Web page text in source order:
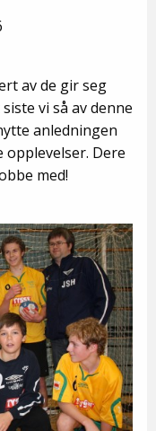
av de gir seg
vi så av denne
anledningen
Dere
med!